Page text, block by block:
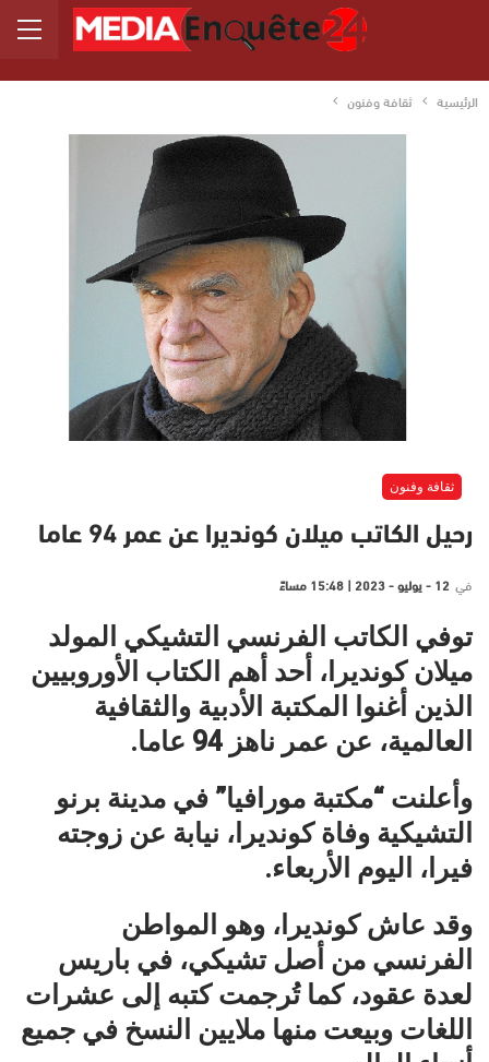
الرئيسية ثقافة وفنون
ثقافة وفنون
رحيل الكاتب ميلان كونديرا عن عمر 94 عاما
في 12 - يوليو - 2023 | 15:48 مساءً
توفي الكاتب الفرنسي التشيكي المولد
ميلان كونديرا، أحد أهم الكتاب الأوروبيين
الذين أغنوا المكتبة الأدبية والثقافية
العالمية، عن عمر ناهز 94 عاما.
وأعلنت “مكتبة مورافيا” في مدينة برنو
التشيكية وفاة كونديرا، نيابة عن زوجته
فيرا، اليوم الأربعاء.
وقد عاش كونديرا، وهو المواطن
الفرنسي من أصل تشيكي، في باريس
لعدة عقود، كماتُرجمت كتبه إلى عشرات
اللغات وبيعت منها ملايين النسخ في جميع